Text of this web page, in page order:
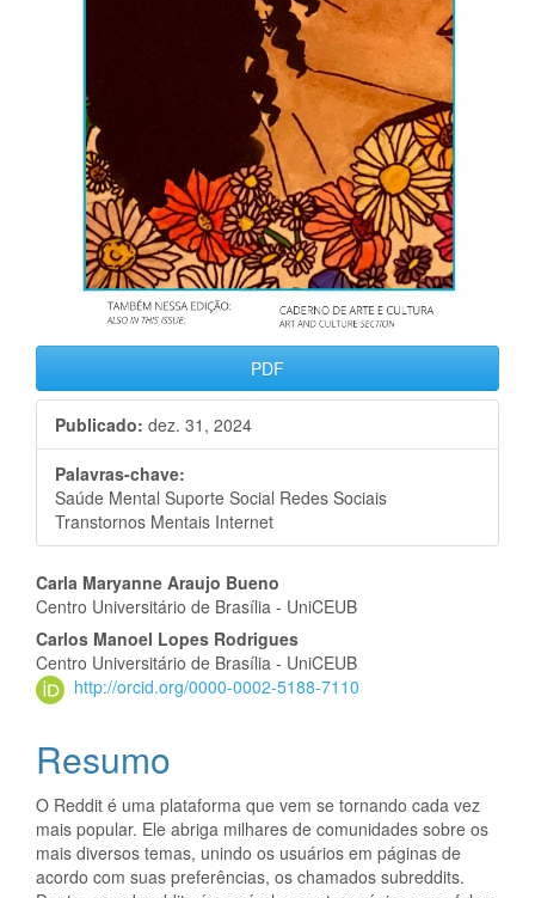
PDF
Publicado: dez. 31, 2024
Palavras-chave:
Saúde Mental Suporte Social Redes Sociais
Transtornos Mentais Internet
Conteúdo
do
artigo
principal
Carla Maryanne Araujo Bueno
Centro Universitário de Brasília - UniCEUB
Carlos Manoel Lopes Rodrigues
Centro Universitário de Brasília - UniCEUB
http://orcid.org/0000-0002-5188-7110
Resumo
O Reddit é uma plataforma que vem se tornando cada vez
mais popular. Ele abriga milhares de comunidades sobre os
mais diversos temas, unindo os usuários em páginas de
acordo com suas preferências, os chamados subreddits.